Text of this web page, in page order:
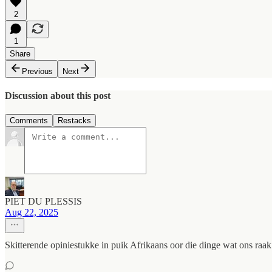
2
1
Share
Previous
Next
Discussion about this post
Comments Restacks
PIET DU PLESSIS
Aug 22, 2025
Skitterende opiniestukke in puik Afrikaans oor die dinge wat ons